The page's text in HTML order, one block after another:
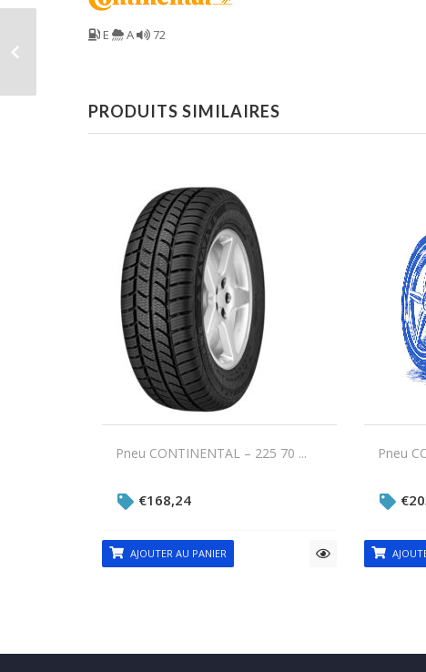
E A 72
PRODUITS SIMILAIRES
Pneu CONTINENTAL – 225 70 ...
€168,24
AJOUTER AU PANIER
Pneu
€